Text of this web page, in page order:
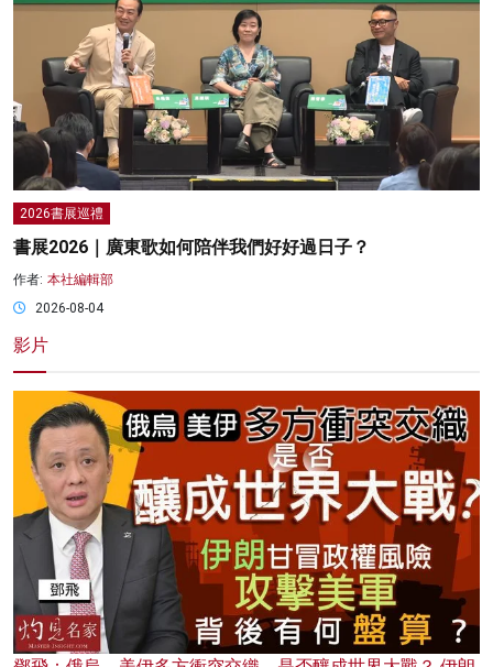
2026書展巡禮
書展2026｜廣東歌如何陪伴我們好好過日子？
作者: 本社編輯部
2026-08-04
影片